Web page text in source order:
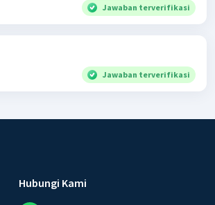
Jawaban terverifikasi
Jawaban terverifikasi
Hubungi Kami